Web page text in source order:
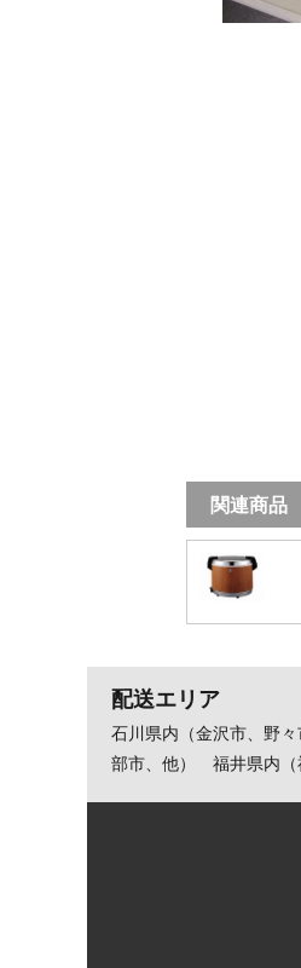
関連商品
配送エリア
石川県内（金沢市、野
部市、他） 福井県内（